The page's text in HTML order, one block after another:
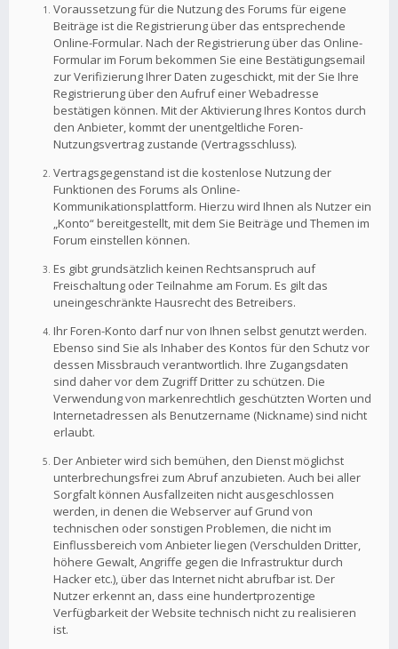
Voraussetzung für die Nutzung des Forums für eigene
Beiträge ist die Registrierung über das entsprechende
Online-Formular. Nach der Registrierung über das Online-
Formular im Forum bekommen Sie eine Bestätigungsemail
zur Verifizierung Ihrer Daten zugeschickt, mit der Sie Ihre
Registrierung über den Aufruf einer Webadresse
bestätigen können. Mit der Aktivierung Ihres Kontos durch
den Anbieter, kommt der unentgeltliche Foren-
Nutzungsvertrag zustande (Vertragsschluss).
Vertragsgegenstand ist die kostenlose Nutzung der
Funktionen des Forums als Online-
Kommunikationsplattform. Hierzu wird Ihnen als Nutzer ein
„Konto“ bereitgestellt, mit dem Sie Beiträge und Themen im
Forum einstellen können.
Es gibt grundsätzlich keinen Rechtsanspruch auf
Freischaltung oder Teilnahme am Forum. Es gilt das
uneingeschränkte Hausrecht des Betreibers.
Ihr Foren-Konto darf nur von Ihnen selbst genutzt werden.
Ebenso sind Sie als Inhaber des Kontos für den Schutz vor
dessen Missbrauch verantwortlich. Ihre Zugangsdaten
sind daher vor dem Zugriff Dritter zu schützen. Die
Verwendung von markenrechtlich geschützten Worten und
Internetadressen als Benutzername (Nickname) sind nicht
erlaubt.
Der Anbieter wird sich bemühen, den Dienst möglichst
unterbrechungsfrei zum Abruf anzubieten. Auch bei aller
Sorgfalt können Ausfallzeiten nicht ausgeschlossen
werden, in denen die Webserver auf Grund von
technischen oder sonstigen Problemen, die nicht im
Einflussbereich vom Anbieter liegen (Verschulden Dritter,
höhere Gewalt, Angriffe gegen die Infrastruktur durch
Hacker etc.), über das Internet nicht abrufbar ist. Der
Nutzer erkennt an, dass eine hundertprozentige
Verfügbarkeit der Website technisch nicht zu realisieren
ist.